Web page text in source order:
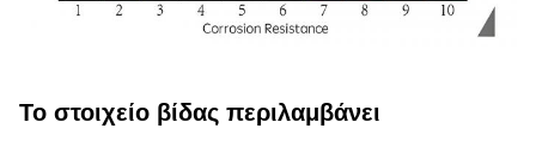
Το στοιχείο βίδας περιλαμβάνει